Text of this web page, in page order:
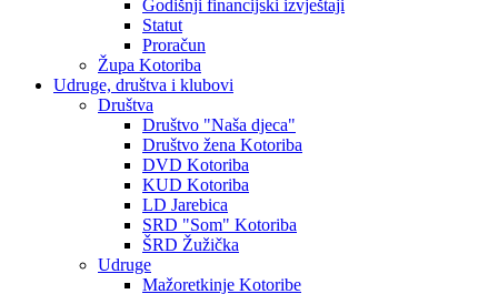
Godišnji financijski izvještaji
Statut
Proračun
Župa Kotoriba
Udruge, društva i klubovi
Društva
Društvo "Naša djeca"
Društvo žena Kotoriba
DVD Kotoriba
KUD Kotoriba
LD Jarebica
SRD "Som" Kotoriba
ŠRD Žužička
Udruge
Mažoretkinje Kotoribe